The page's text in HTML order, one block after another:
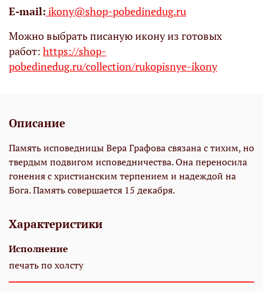
Е-mail: ikony@shop-pobedinedug.ru
Можно выбрать писаную икону из готовых
работ: https://shop-
pobedinedug.ru/collection/rukopisnye-ikony
Описание
Память исповедницы Вера Графова связана с тихим, но
твердым подвигом исповедничества. Она переносила
гонения с христианским терпением и надеждой на
Бога. Память совершается 15 декабря.
Характеристики
Исполнение
печать по холсту